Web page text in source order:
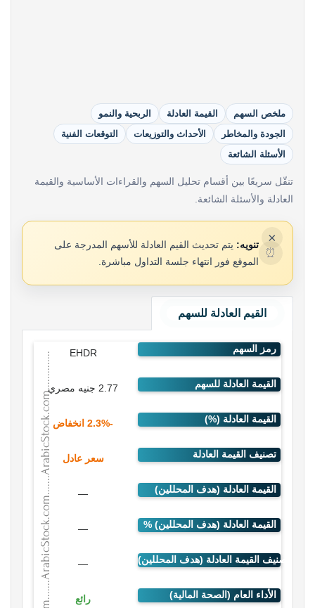
ملخص السهم القيمة العادلة
الربحية والنمو
الجودة والمخاطر
الأحداث والتوزيعات
التوقعات الفنية
الأسئلة الشائعة
تنقّل سريعًا بين أقسام تحليل السهم والقراءات الأساسية والقيمة
العادلة والأسئلة الشائعة.
×
⏰
تنويه: يتم تحديث القيم العادلة للأسهم المدرجة على
الموقع فور انتهاء جلسة التداول مباشرة.
القيم العادلة للسهم
EHDR
2.77 جنيه مصري
-2.3% انخفاض
سعر عادل
—
—
—
رائع